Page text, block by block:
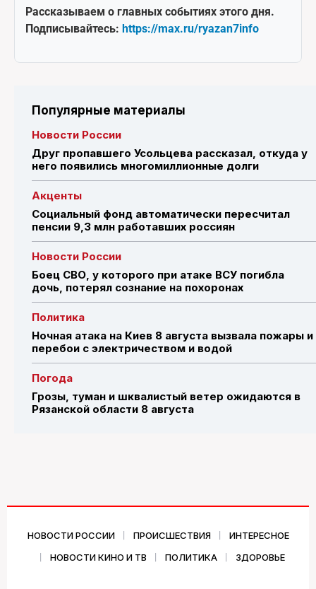
Рассказываем о главных событиях этого дня.
Подписывайтесь: https://max.ru/ryazan7info
Популярные материалы
Новости России
Друг пропавшего Усольцева рассказал, откуда у
него появились многомиллионные долги
Акценты
Социальный фонд автоматически пересчитал
пенсии 9,3 млн работавших россиян
Новости России
Боец СВО, у которого при атаке ВСУ погибла
дочь, потерял сознание на похоронах
Политика
Ночная атака на Киев 8 августа вызвала пожары и
перебои с электричеством и водой
Погода
Грозы, туман и шквалистый ветер ожидаются в
Рязанской области 8 августа
НОВОСТИ РОССИИ ПРОИСШЕСТВИЯ
ИНТЕРЕСНОЕ
НОВОСТИ КИНО И ТВ
ПОЛИТИКА ЗДОРОВЬЕ